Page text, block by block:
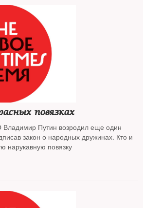
повязках
Путин возродил еще один
закон о народных дружинах. Кто и
нарукавную повязку